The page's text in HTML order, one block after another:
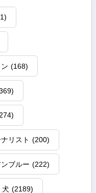
(168)
リスト (200)
ブルー (222)
犬 (2189)